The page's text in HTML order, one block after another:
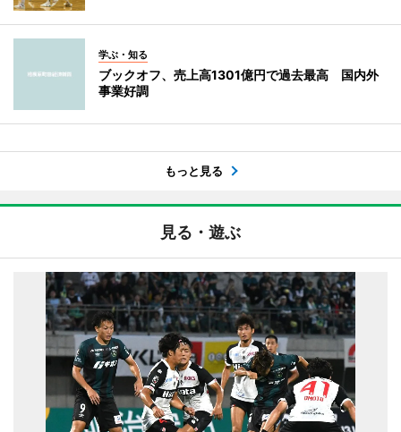
学ぶ・知る
ブックオフ、売上高1301億円で過去最高 国内外
事業好調
もっと見る
見る・遊ぶ